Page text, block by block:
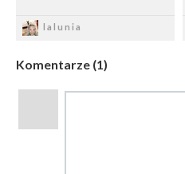
lalunia
Komentarze (1)